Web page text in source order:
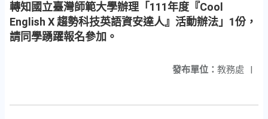
轉知國立臺灣師範大學辦理「111年度『Cool
English X 趨勢科技英語資安達人』活動辦法」1份，
請同學踴躍報名參加。
發布單位： 教務處 |